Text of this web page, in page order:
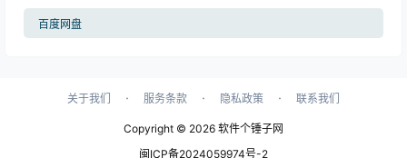
百度网盘
关于我们 · 服务条款 · 隐私政策 · 联系我们
Copyright © 2026 软件个锤子网
闽ICP备2024059974号-2